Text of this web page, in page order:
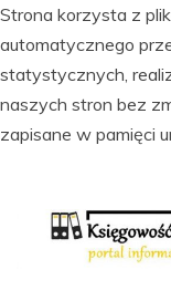
Strona korzysta z
automatycznego
statystycznych,
naszych stron bez
zapisane w pamięci